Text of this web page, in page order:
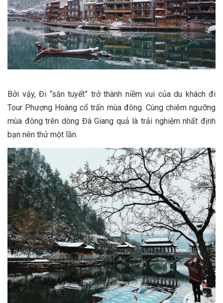
Bởi vậy, Đi “săn tuyết” trở thành niềm vui của du khách đi
Tour Phượng Hoàng cổ trấn mùa đông. Cùng chiêm ngưỡng
mùa đông trên dòng Đà Giang quả là trải nghiệm nhất định
bạn nên thử một lần.